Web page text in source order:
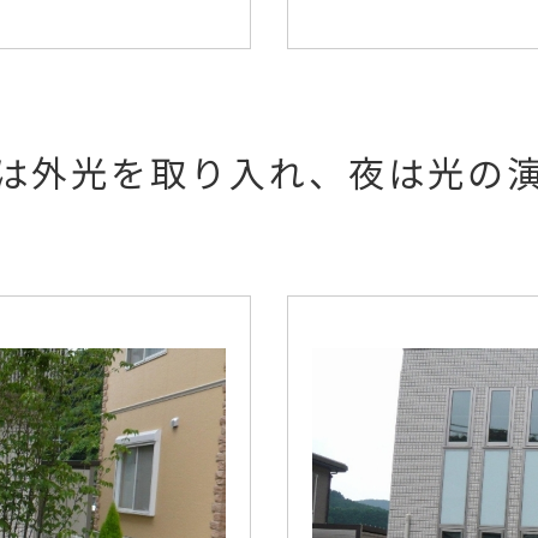
外光を取り入れ、夜は光の